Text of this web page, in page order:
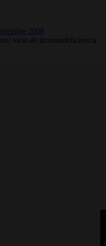
2008
virus de inmunodeficiencia